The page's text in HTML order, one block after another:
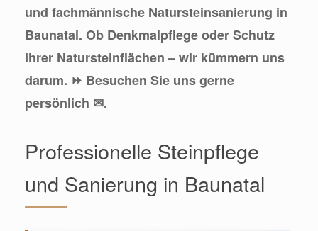
und fachmännische Natursteinsanierung in
Baunatal. Ob Denkmalpflege oder Schutz
Ihrer Natursteinflächen – wir kümmern uns
darum. ⏩ Besuchen Sie uns gerne
persönlich ✉.
Professionelle Steinpflege
und Sanierung in Baunatal